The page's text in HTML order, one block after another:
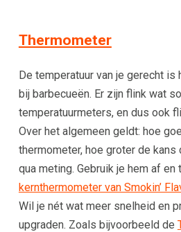
Thermometer
De temperatuur van je gerecht is
bij barbecueën. Er zijn flink wat
temperatuurmeters, en dus ook
Over het algemeen geldt: hoe
thermometer, hoe groter de
qua meting. Gebruik je hem af en
kernthermometer van Smokin’
Wil je nét wat meer snelheid en
upgraden. Zoals bijvoorbeeld de